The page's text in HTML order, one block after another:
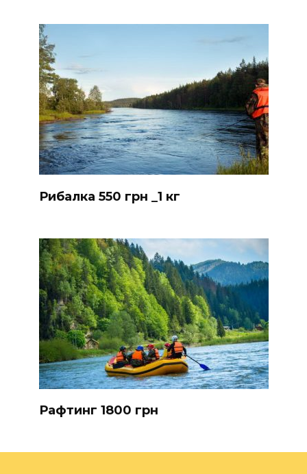
Рибалка 550 грн _1 кг
Рафтинг 1800 грн